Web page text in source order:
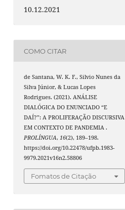
10.12.2021
COMO CITAR
de Santana, W. K. F., Silvio Nunes da
Silva Júnior, & Lucas Lopes
Rodrigues. (2021). ANÁLISE
DIALÓGICA DO ENUNCIADO “E
DAÍ?”: A PROLIFERAÇÃO DISCURSIVA
EM CONTEXTO DE PANDEMIA .
PROLÍNGUA,16(2), 189–198.
https://doi.org/10.22478/ufpb.1983-
9979.2021v16n2.58806
Fomatos de Citação